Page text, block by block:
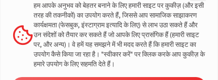
Lithium X
Lithium XDT
ऑटोमोटिव समाधान
2-पहिया
3-पहिया बैटरी
यात्री वाहन
व्यापारिक वाहन
खेत वाहन
सोलर चार्ज कंट्रोलर
सोलर मैनेजमेंट यूनिट
खरीदारी उपकरण
कीमत जाँचे
ऑफर्स
लोड कैलकुलेटर - होम
सोलर बचत कैलकुलेटर
हम आपके अनुभव को बेहतर बनाने के लिए हमारी साइट पर कुकीज़ (और इसी
तरह की तकनीकों) का उपयोग करते हैं, जिससे आप सामाजिक साझाकरण
कार्यक्षमता (फेसबुक, इंस्टाग्राम इत्यादि के लिए) से लाभ उठा सकते हैं और
उन संदेशों को तैयार कर सकते हैं जो आपके लिए प्रासंगिक हैं (हमारी साइट
पर, और अन्य)। वे हमें यह समझने में भी मदद करते हैं कि हमारी साइट का
उपयोग कैसे किया जा रहा है। "स्वीकार करें" पर क्लिक करके आप कुकीज़ के
हमारे उपयोग के लिए सहमति देते हैं।